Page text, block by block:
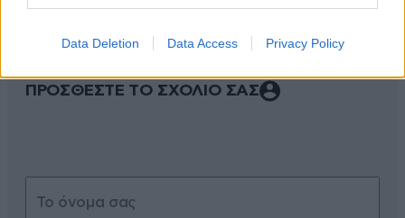
Data Deletion Data Access Privacy Policy
ΠΡΟΣΘΕΣΤΕ ΤΟ ΣΧΟΛΙΟ ΣΑΣ